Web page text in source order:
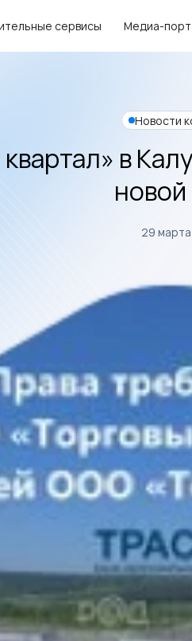
сервисы Медиа-
Новости
в
29